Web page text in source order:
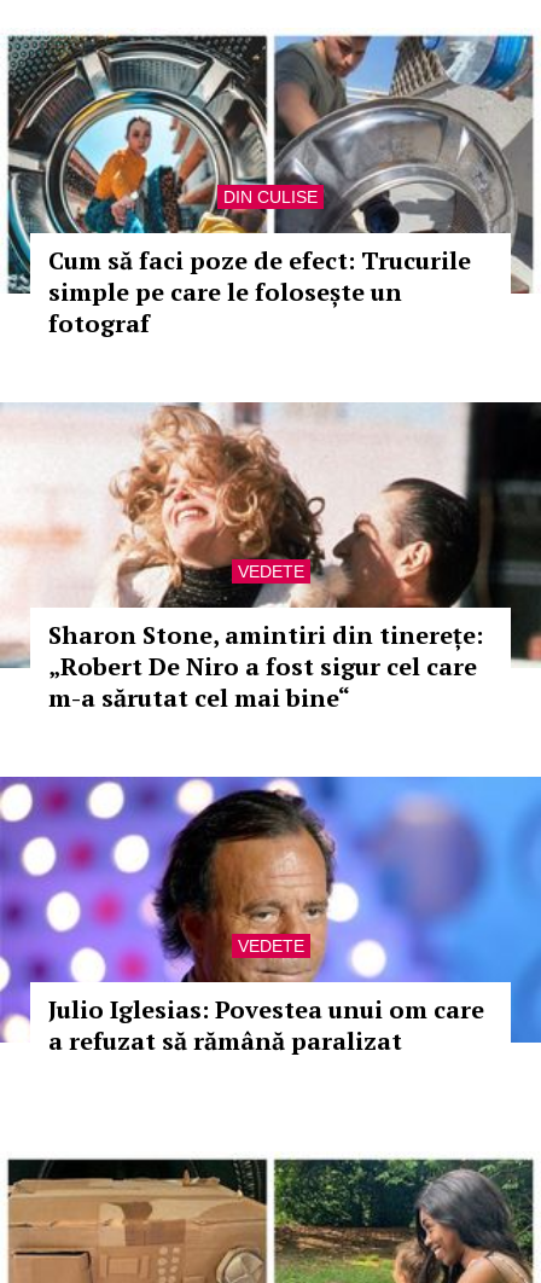
DIN CULISE
Cum să faci poze de efect: Trucurile
simple pe care le folosește un
fotograf
VEDETE
Sharon Stone, amintiri din tinerețe:
„Robert De Niro a fost sigur cel care
m-a sărutat cel mai bine“
VEDETE
Julio Iglesias: Povestea unui om care
a refuzat să rămână paralizat